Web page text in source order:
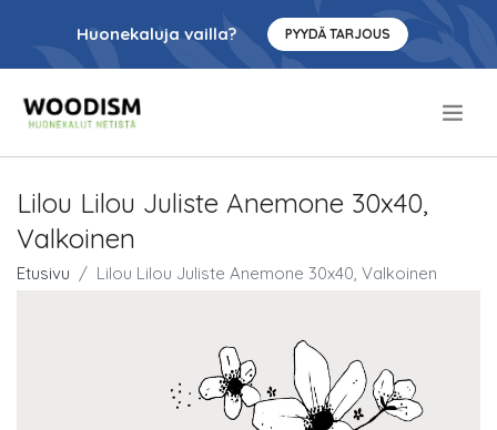
Huonekaluja vailla? PYYDÄ TARJOUS
Lilou Lilou Juliste Anemone 30x40,
Valkoinen
Etusivu Lilou Lilou Juliste Anemone 30x40, Valkoinen